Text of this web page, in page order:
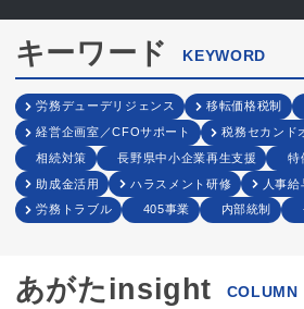
キーワード KEYWORD
労務デューデリジェンス 移転価格税制
経営企画室／CFOサポート
税務セカンド
相続対策
長野県中小企業再生支援
特
助成金活用
ハラスメント研修
人事
労務トラブル
405事業 内部統制
あがたinsight COLUMN